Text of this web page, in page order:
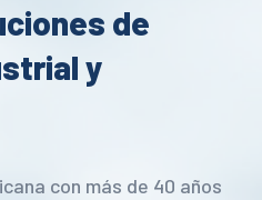
de
y
con más de 40 años